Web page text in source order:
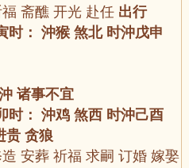
福 斋醮 开光 赴任 出行
时： 沖猴 煞北 时沖戊申
诸事不宜
时： 沖鸡 煞西 时沖己酉
贵 贪狼
造 安葬 祈福 求嗣 订婚 嫁娶